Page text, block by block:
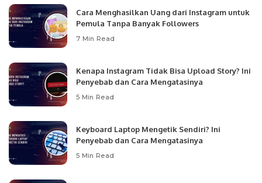
Cara Menghasilkan Uang dari Instagram untuk
Pemula Tanpa Banyak Followers
7 Min Read
Kenapa Instagram Tidak Bisa Upload Story? Ini
Penyebab dan Cara Mengatasinya
5 Min Read
Keyboard Laptop Mengetik Sendiri? Ini
Penyebab dan Cara Mengatasinya
5 Min Read